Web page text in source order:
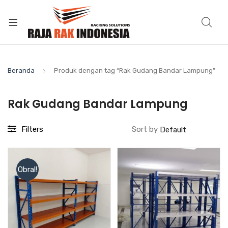
Beranda Produk dengan tag “Rak Gudang Bandar Lampung”
Rak Gudang Bandar Lampung
Filters Sort by
Obral!